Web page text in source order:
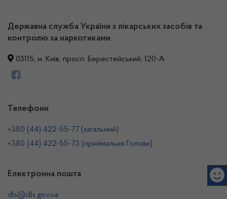
Державна служба України з лікарських засобів та
контролю за наркотиками
03115, м. Київ, просп. Берестейський, 120-А
Телефони
+380 (44) 422-55-77 (загальний)
+380 (44) 422-55-73 (приймальня Голови)
Електронна пошта
dls@dls.gov.ua